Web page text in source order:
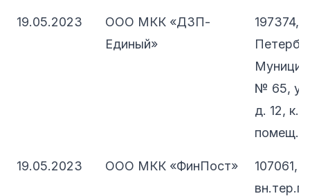
19.05.2023
ООО МКК «ДЗП-
Единый»
197374,
№ 65,
д. 12, к.
помещ.
19.05.2023 ООО МКК «ФинПост»
107061,
вн.тер.г.